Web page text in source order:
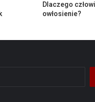
Dlaczego
owłosienie?